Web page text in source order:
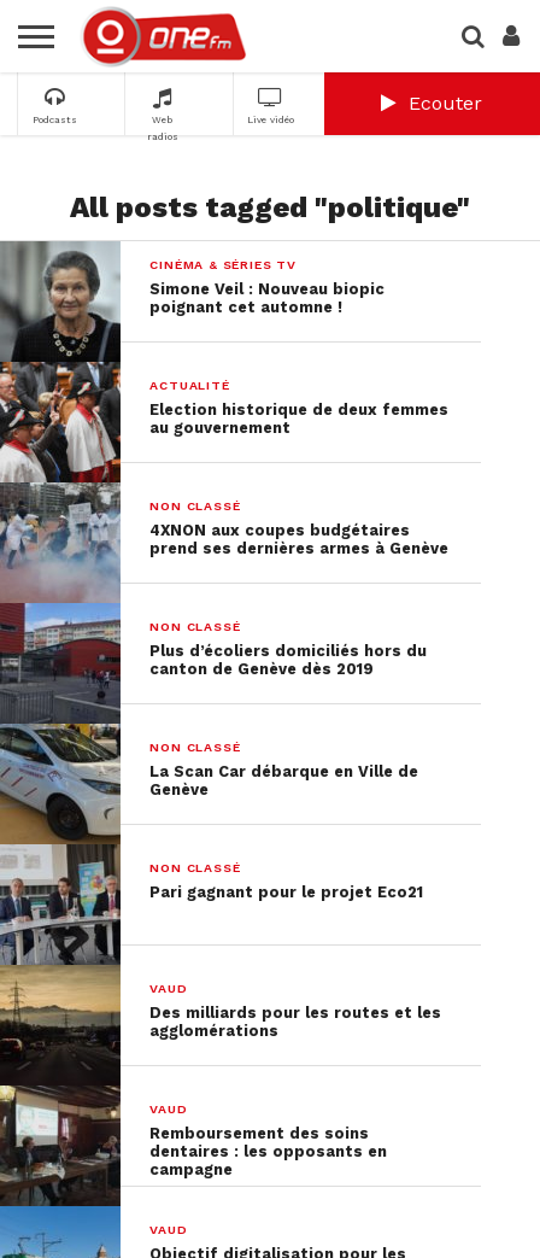
Podcasts
Web
radios
Live vidéo
Ecouter
All posts tagged "politique"
CINÉMA & SÉRIES TV
Simone Veil : Nouveau biopic
poignant cet automne !
ACTUALITÉ
Election historique de deux femmes
au gouvernement
NON CLASSÉ
4XNON aux coupes budgétaires
prend ses dernières armes à Genève
NON CLASSÉ
Plus d’écoliers domiciliés hors du
canton de Genève dès 2019
NON CLASSÉ
La Scan Car débarque en Ville de
Genève
NON CLASSÉ
Pari gagnant pour le projet Eco21
VAUD
Des milliards pour les routes et les
agglomérations
VAUD
Remboursement des soins
dentaires : les opposants en
campagne
VAUD
Objectif digitalisation pour les